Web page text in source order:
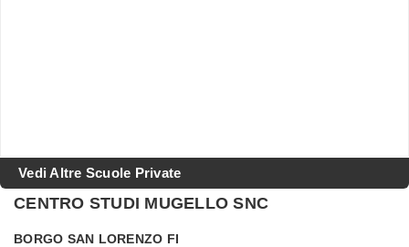
Vedi Altre Scuole Private
CENTRO STUDI MUGELLO SNC
BORGO SAN LORENZO FI